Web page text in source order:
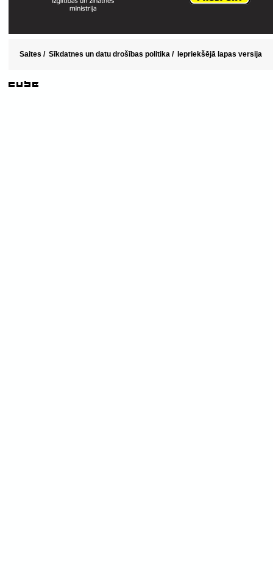
Saites / Sīkdatnes un datu drošības politika / Iepriekšējā lapas versija